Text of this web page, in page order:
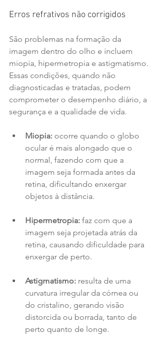
Erros refrativos não corrigidos
São problemas na formação da
imagem dentro do olho e incluem
miopia, hipermetropia e astigmatismo.
Essas condições, quando não
diagnosticadas e tratadas, podem
comprometer o desempenho diário, a
segurança e a qualidade de vida.
Miopia: ocorre quando o globo
ocular é mais alongado que o
normal, fazendo com que a
imagem seja formada antes da
retina, dificultando enxergar
objetos à distância.
Hipermetropia: faz com que a
imagem seja projetada atrás da
retina, causando dificuldade para
enxergar de perto.
Astigmatismo: resulta de uma
curvatura irregular da córnea ou
do cristalino, gerando visão
distorcida ou borrada, tanto de
perto quanto de longe.